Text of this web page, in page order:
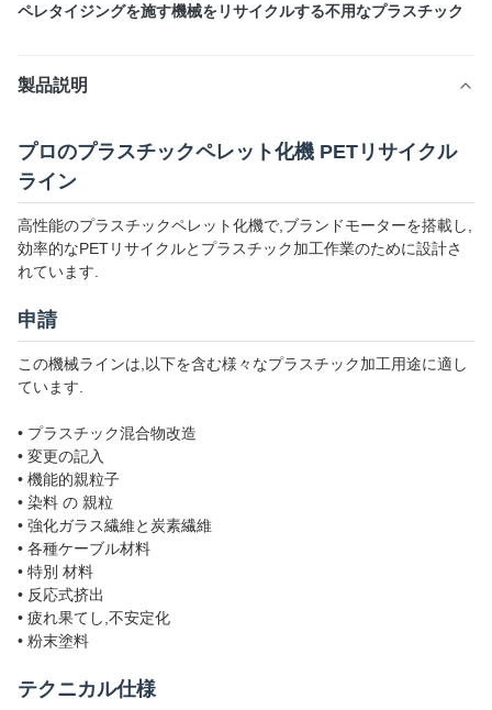
ペレタイジングを施す機械をリサイクルする不用なプラスチック
製品説明
プロのプラスチックペレット化機 PETリサイクル
ライン
高性能のプラスチックペレット化機で,ブランドモーターを搭載し,
効率的なPETリサイクルとプラスチック加工作業のために設計さ
れています.
申請
この機械ラインは,以下を含む様々なプラスチック加工用途に適し
ています.
• プラスチック混合物改造
• 変更の記入
• 機能的親粒子
• 染料 の 親粒
• 強化ガラス繊維と炭素繊維
• 各種ケーブル材料
• 特別 材料
• 反応式挤出
• 疲れ果てし,不安定化
• 粉末塗料
テクニカル仕様